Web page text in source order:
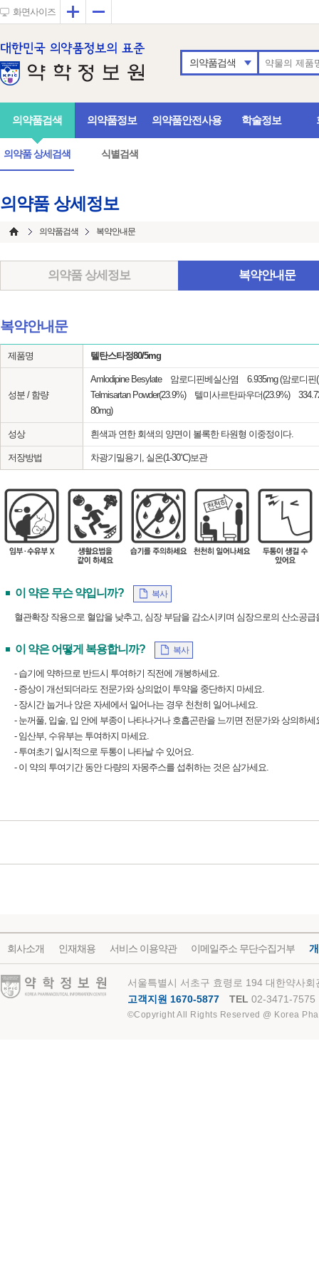
화면사이즈 확대
의약품검색
의약품검색
의약품 상세검색 식별검색
의약품정보 의약품안전사용 학술정보
의약품 상세정보
의약품검색 복약안내문
의약품 상세정보 복약안내문
복약안내문
제품명 텔탄스타정80/5mg
성분 / 함량
Amlodipine Besylate 암로디핀베실산염 6.935mg (암로디핀(
Telmisartan Powder(23.9%) 텔미사르탄파우더(23.9%)
80mg)
성상 흰색과 연한 회색의 양면이 볼록한 타원형 이중정이다.
저장방법 차광기밀용기, 실온(1-30℃)보관
이 약은 무슨 약입니까? 복사
혈관확장 작용으로 혈압을 낮추고, 심장 부담을 감소시키며 심장으로의 산소공급
이 약은 어떻게 복용합니까? 복사
- 습기에 약하므로 반드시 투여하기 직전에 개봉하세요.
- 증상이 개선되더라도 전문가와 상의없이 투약을 중단하지 마세요.
- 장시간 눕거나 앉은 자세에서 일어나는 경우 천천히 일어나세요.
- 눈꺼풀, 입술, 입 안에 부종이 나타나거나 호흡곤란을 느끼면 전문가와 상의하세
- 임산부, 수유부는 투여하지 마세요.
- 투여초기 일시적으로 두통이 나타날 수 있어요.
- 이 약의 투여기간 동안 다량의 자몽주스를 섭취하는 것은 삼가세요.
회사소개 인재채용 서비스 이용약관 이메일주소 무단수집거부
약학정보원
서울특별시 서초구 효령로 194 대한약사
고객지원 1670-5877
TEL 02-3471-7575
©Copyright All Rights Reserved @ Korea